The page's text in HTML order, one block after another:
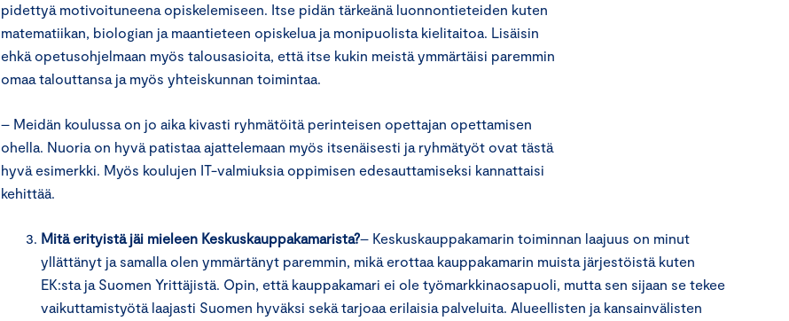
pidettyä motivoituneena opiskelemiseen. Itse pidän tärkeänä luonnontieteiden kuten
matematiikan, biologian ja maantieteen opiskelua ja monipuolista kielitaitoa. Lisäisin
ehkä opetusohjelmaan myös talousasioita, että itse kukin meistä ymmärtäisi paremmin
omaa talouttansa ja myös yhteiskunnan toimintaa.
– Meidän koulussa on jo aika kivasti ryhmätöitä perinteisen opettajan opettamisen
ohella. Nuoria on hyvä patistaa ajattelemaan myös itsenäisesti ja ryhmätyöt ovat tästä
hyvä esimerkki. Myös koulujen IT-valmiuksia oppimisen edesauttamiseksi kannattaisi
kehittää.
Mitä erityistä jäi mieleen Keskuskauppakamarista?– Keskuskauppakamarin toiminnan laajuus on minut
yllättänyt ja samalla olen ymmärtänyt paremmin, mikä erottaa kauppakamarin muista järjestöistä kuten
EK:sta ja Suomen Yrittäjistä. Opin, että kauppakamari ei ole työmarkkinaosapuoli, mutta sen sijaan se tekee
vaikuttamistyötä laajasti Suomen hyväksi sekä tarjoaa erilaisia palveluita. Alueellisten ja kansainvälisten